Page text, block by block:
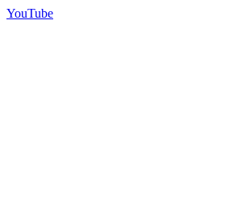
YouTube